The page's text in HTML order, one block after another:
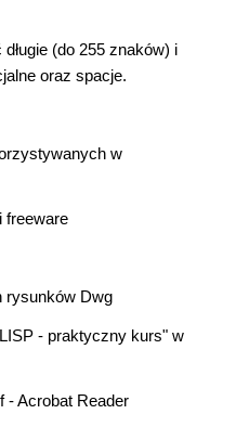
(do 255 znaków) i
oraz spacje.
w
freeware
rysunków Dwg
- praktyczny kurs" w
- Acrobat Reader